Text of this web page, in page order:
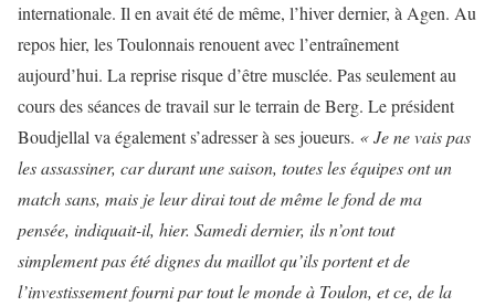
internationale. Il en avait été de même, l’hiver dernier, à Agen. Au
repos hier, les Toulonnais renouent avec l’entraînement
aujourd’hui. La reprise risque d’être musclée. Pas seulement au
cours des séances de travail sur le terrain de Berg. Le président
Boudjellal va également s’adresser à ses joueurs. « Je ne vais pas
les assassiner, car durant une saison, toutes les équipes ont un
match sans, mais je leur dirai tout de même le fond de ma
pensée, indiquait-il, hier. Samedi dernier, ils n’ont tout
simplement pas été dignes du maillot qu’ils portent et de
l’investissement fourni par tout le monde à Toulon, et ce, de la